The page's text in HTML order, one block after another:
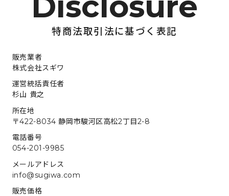
お客様の声
特商法取引法に基づく表記
販売業者
株式会社スギワ
運営統括責任者
杉山 貴之
所在地
〒422-8034 静岡市駿河区高松2丁目2-8
電話番号
054-201-9985
メールアドレス
info@sugiwa.com
販売価格